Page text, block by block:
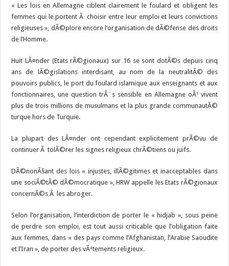
« Les lois en Allemagne ciblent clairement le foulard et obligent les
femmes qui le portent Ã choisir entre leur emploi et leurs convictions
religieuses », dÃ©plore encore l’organisation de dÃ©fense des droits
de l’Homme.
Huit LÃ¤nder (Etats rÃ©gionaux) sur 16 se sont dotÃ©s depuis cinq
ans de lÃ©gislations interdisant, au nom de la neutralitÃ© des
pouvoirs publics, le port du foulard islamique aux enseignants et aux
fonctionnaires, une question trÃ¨s sensible en Allemagne oÃ¹ vivent
plus de trois millions de musulmans et la plus grande communautÃ©
turque hors de Turquie.
La plupart des LÃ¤nder ont cependant explicitement prÃ©vu de
continuer Ã tolÃ©rer les signes religieux chrÃ©tiens ou juifs.
DÃ©nonÃ§ant des lois « injustes, illÃ©gitimes et inacceptables dans
une sociÃ©tÃ© dÃ©mocratique », HRW appelle les Etats rÃ©gionaux
concernÃ©s Ã les abroger.
Selon l’organisation, l’interdiction de porter le « hidjab », sous peine
de perdre son emploi, est tout aussi criticable que l’obligation faite
aux femmes, dans « des pays comme l’Afghanistan, l’Arabie Saoudite
et l’Iran », de porter des vÃªtements religieux.